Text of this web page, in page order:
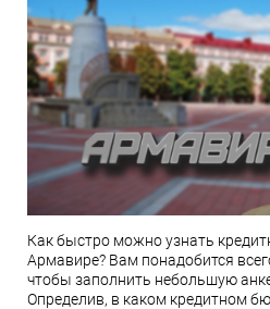
Как быстро можно узнать
Армавире? Вам понадобится
чтобы заполнить небольшую
Определив, в каком кредитном